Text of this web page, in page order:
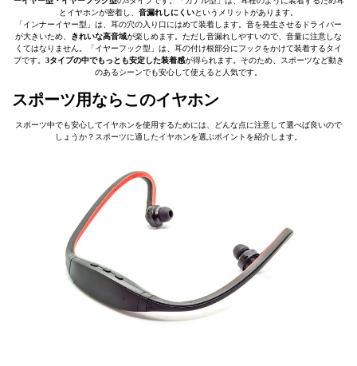
とイヤホンが密着し、 音漏れしにくいというメリットがあります。
「インナーイヤー型」は、耳の穴の入り口にはめて装着します。音を発生させるドライバー
が大きいため、 きれいな高音域が楽しめます。ただし音漏れしやすいので、音量に注意しな
くてはなりません。「イヤーフック型」は、耳の付け根部分にフックをかけて装着するタイ
プです。 3タイプの中でもっとも安定した装着感が得られます。そのため、スポーツなど動き
のあるシーンでも安心して使えると人気です。
スポーツ用ならこのイヤホン
スポーツ中でも安心してイヤホンを使用するためには、どんな点に注意して選べば良いので
しょうか？スポーツに適したイヤホンを選ぶポイントを紹介します。